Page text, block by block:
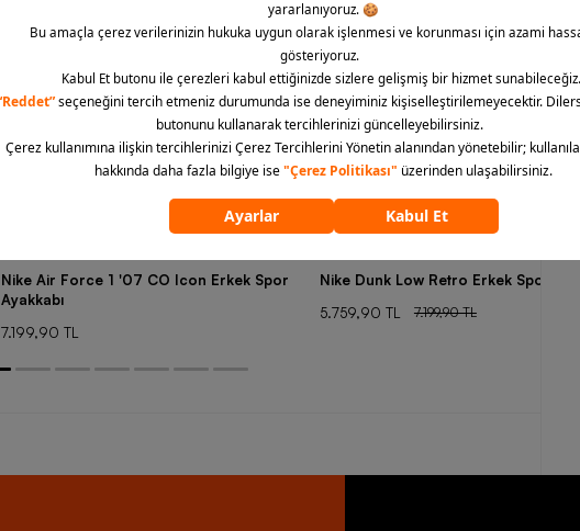
Nike Air Force 1 '07 CO Icon Erkek Spor
Ayakkabı
7.199,90 TL
Nike Dunk Low Retro Erkek Spor
5.759,90 TL
7.199,90 TL